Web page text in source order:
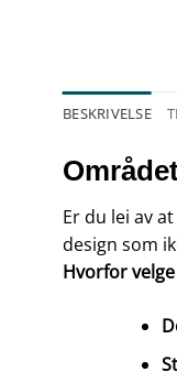
BESKRIVELSE
Er du lei av
design som
Hvorfor